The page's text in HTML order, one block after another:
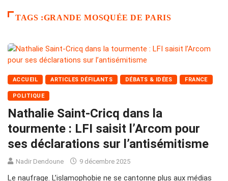
TAGS :GRANDE MOSQUÉE DE PARIS
ACCUEIL ARTICLES DÉFILANTS DÉBATS & IDÉES FRANCE
POLITIQUE
Nathalie Saint-Cricq dans la
tourmente : LFI saisit l’Arcom pour
ses déclarations sur l’antisémitisme
Nadir Dendoune 9 décembre 2025
Le naufrage. L’islamophobie ne se cantonne plus aux médias